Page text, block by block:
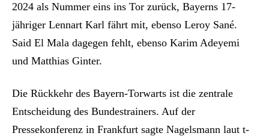
2024 als Nummer eins ins Tor zurück, Bayerns 17-
jähriger Lennart Karl fährt mit, ebenso Leroy Sané.
Said El Mala dagegen fehlt, ebenso Karim Adeyemi
und Matthias Ginter.
Die Rückkehr des Bayern-Torwarts ist die zentrale
Entscheidung des Bundestrainers. Auf der
Pressekonferenz in Frankfurt sagte Nagelsmann laut t-